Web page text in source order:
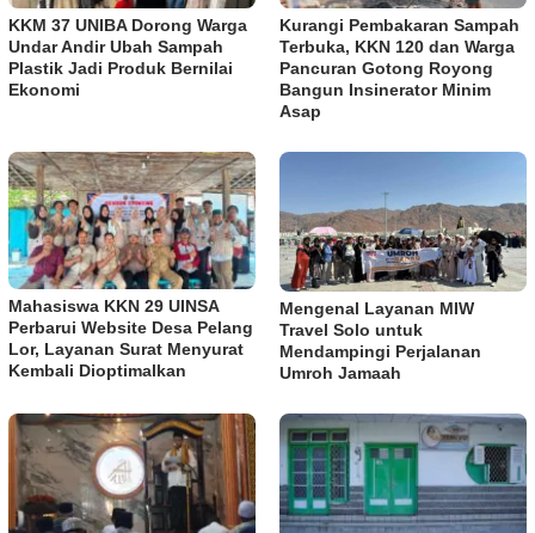
KKM 37 UNIBA Dorong Warga
Undar Andir Ubah Sampah
Plastik Jadi Produk Bernilai
Ekonomi
Kurangi Pembakaran Sampah
Terbuka, KKN 120 dan Warga
Pancuran Gotong Royong
Bangun Insinerator Minim
Asap
Mahasiswa KKN 29 UINSA
Perbarui Website Desa Pelang
Lor, Layanan Surat Menyurat
Kembali Dioptimalkan
Mengenal Layanan MIW
Travel Solo untuk
Mendampingi Perjalanan
Umroh Jamaah